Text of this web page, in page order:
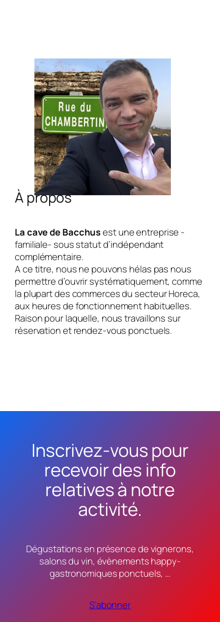
À propos
La cave de Bacchusest une entreprise -
familiale- sous statut d’indépendant
complémentaire.
A ce titre, nous ne pouvons hélas pas nous
permettre d’ouvrir systématiquement, comme
la plupart des commerces du secteur Horeca,
aux heures de fonctionnement habituelles.
Raison pour laquelle, nous travaillons sur
réservation et rendez-vous ponctuels.
Inscrivez-vous pour
recevoir des info
relatives à notre
activité.
Dégustations en présence de vignerons,
salons du vin, évènements happy-
gastronomiques ponctuels, …
S’abonner